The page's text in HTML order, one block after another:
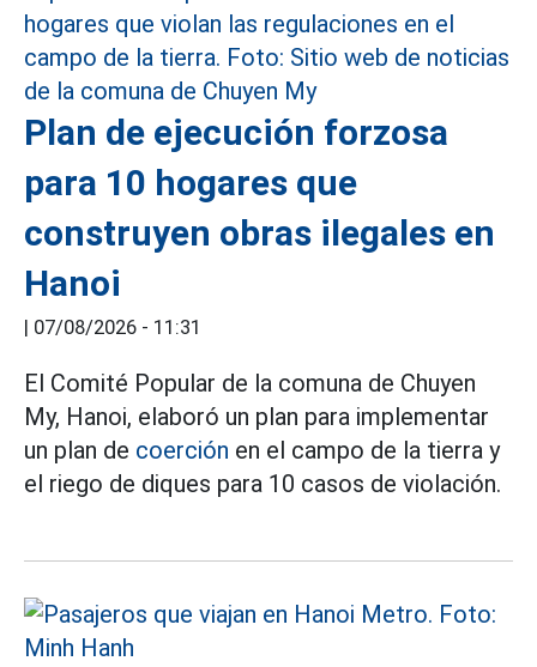
Plan de ejecución forzosa
para 10 hogares que
construyen obras ilegales en
Hanoi
| 07/08/2026 - 11:31
El Comité Popular de la comuna de Chuyen
My, Hanoi, elaboró un plan para implementar
un plan de coerción en el campo de la tierra y
el riego de diques para 10 casos de violación.